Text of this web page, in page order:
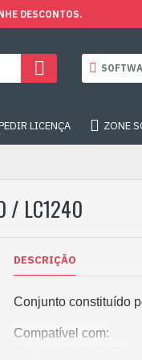
DESCONTOS.
LICENÇA ZONE
/ LC1240
DESCRIÇÃO
Conjunto constituído
Compatível com: